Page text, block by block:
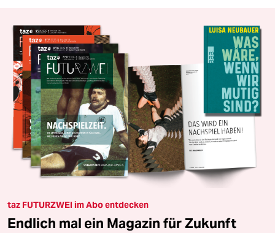
taz FUTURZWEI im Abo entdecken
Endlich mal ein Magazin für Zukunft